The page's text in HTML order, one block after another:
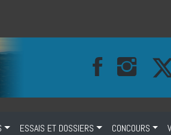
ESSAIS ET DOSSIERS CONCOURS